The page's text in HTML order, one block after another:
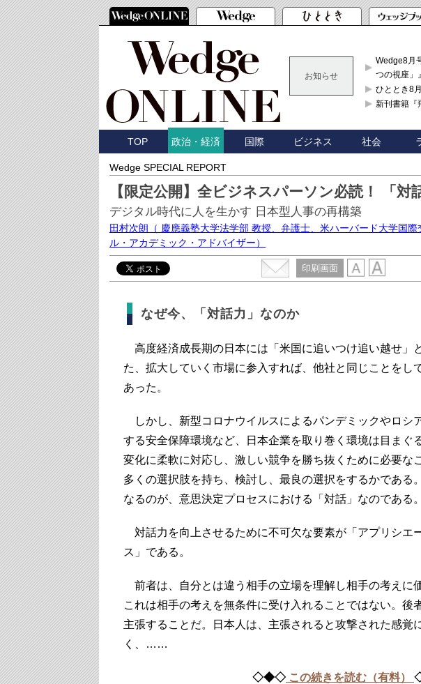
お知らせ
Wedge8月
つの視座」』
ひととき8
新刊書籍『
TOP 政治・経済 国際 ビジネス 社会
Wedge SPECIAL REPORT
【限定公開】全ビジネスパーソン必読！ 「対
デジタル時代に人を生かす 日本型人事の再構築
田村次朗 （ 慶應義塾大学法学部 教授、弁護士、米ハーバード大学国
ル・アカデミック・アドバイザー）
印刷画面
なぜ今、「対話力」なのか
高度経済成長期の日本には「米国に追いつけ追い越せ」
た、拡大していく市場に参入すれば、他社と同じことをし
あった。
しかし、新型コロナウイルスによるパンデミックやロシ
する安全保障環境など、日本企業を取り巻く環境は目まぐ
変化に柔軟に対応し、激しい競争を勝ち抜くために必要な
多くの選択肢を持ち、検討し、最良の選択をするかである
なるのが、意思決定プロセスにおける「対話」なのである。
対話力を向上させるために不可欠な要素が「アプリシエ
ス」である。
前者は、自分とは違う相手の立場を理解し相手の考えに
これは相手の考えを無条件に受け入れることではない。後
主張することだ。日本人は、主張されると攻撃された感覚
く、……
◇◆◇ この続きを読む（有料）